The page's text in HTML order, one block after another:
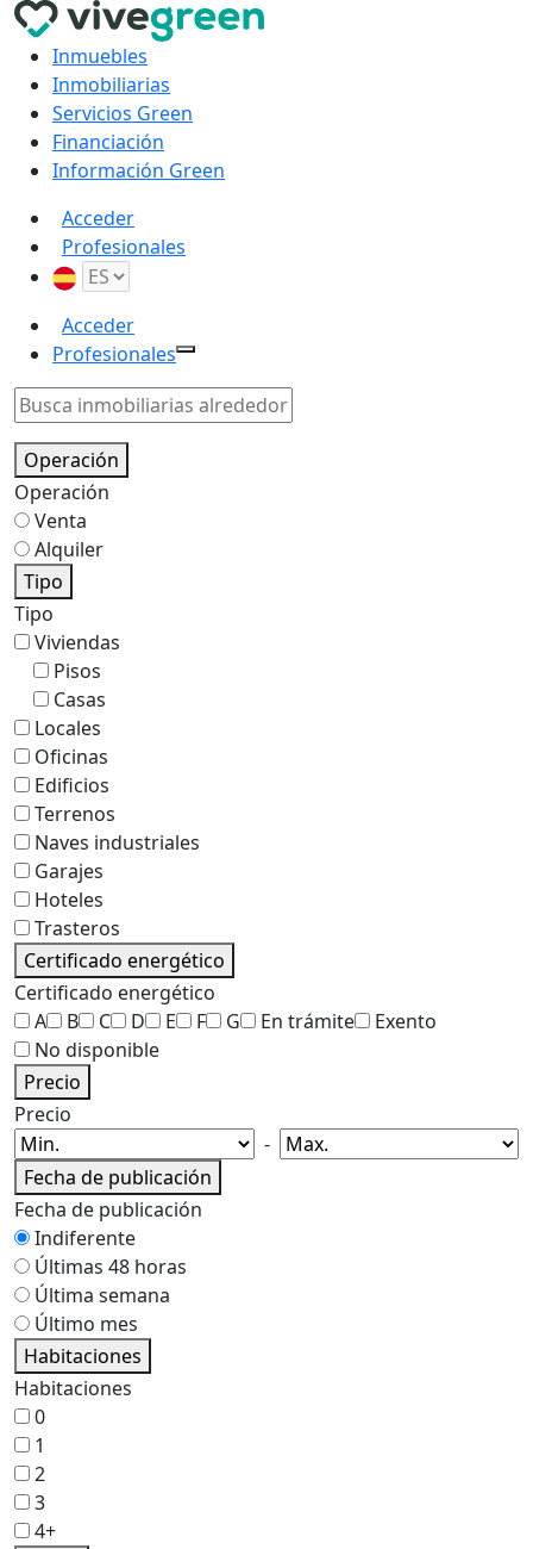
Inmuebles
Inmobiliarias
Servicios Green
Financiación
Información Green
Acceder
Profesionales
Acceder
Profesionales
Operación
Operación
Venta
Alquiler
Tipo
Tipo
Viviendas
Pisos
Casas
Locales
Oficinas
Edificios
Terrenos
Naves industriales
Garajes
Hoteles
Trasteros
Certificado energético
Certificado energético
A
B C D E F G En trámite
Exento
No disponible
Precio
Precio
-
Fecha de publicación
Fecha de publicación
Indiferente
Últimas 48 horas
Última semana
Último mes
Habitaciones
Habitaciones
0
1
2
3
4+